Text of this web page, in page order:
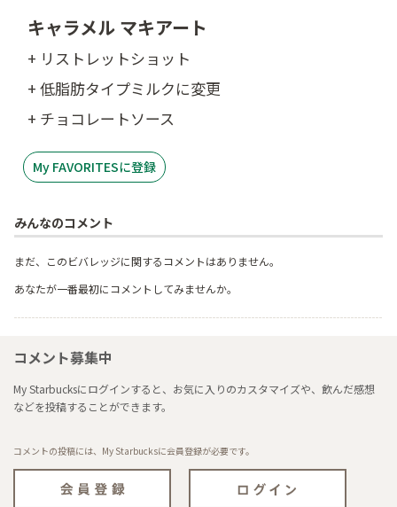
キャラメル マキアート
+ リストレットショット
+ 低脂肪タイプミルクに変更
+ チョコレートソース
My FAVORITESに登録
みんなのコメント
まだ、このビバレッジに関するコメントはありません。
あなたが一番最初にコメントしてみませんか。
コメント募集中
My Starbucksにログインすると、お気に入りのカスタマイズや、飲んだ感想
などを投稿することができます。
コメントの投稿には、My Starbucksに会員登録が必要です。